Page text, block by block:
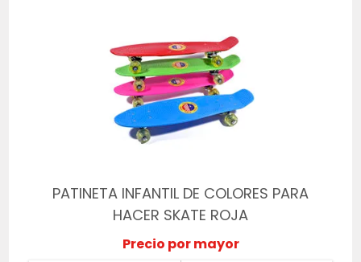
PATINETA INFANTIL DE COLORES PARA
HACER SKATE ROJA
Precio por mayor